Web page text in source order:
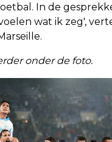
In de
wat ik zeg',
onder de foto.